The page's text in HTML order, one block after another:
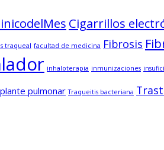
Cigarrillos
traqueal facultad de medicina Fibrosis
inhaloterapia inmunizaciones
pulmonar Traqueitis bacteriana